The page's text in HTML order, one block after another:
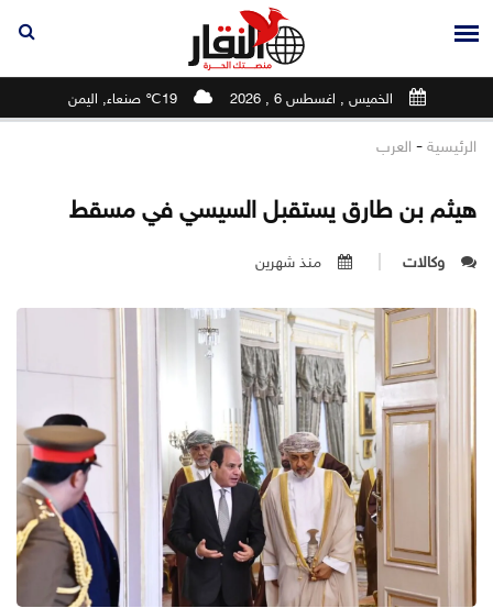
الخميس , اغسطس 6 , 2026 19℃ صنعاء, اليمن
الرئيسية - العرب
هيثم بن طارق يستقبل السيسي في مسقط
وكالات منذ شهرين